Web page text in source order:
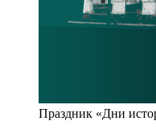
Праздник «Дни